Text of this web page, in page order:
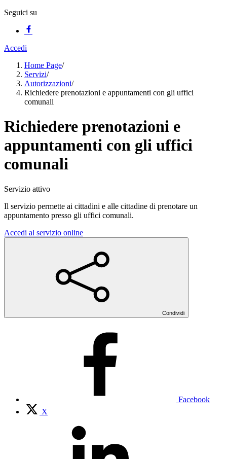
Seguici su
Accedi
Home Page/
Servizi/
Autorizzazioni/
Richiedere prenotazioni e appuntamenti con gli uffici
comunali
Richiedere prenotazioni e
appuntamenti con gli uffici
comunali
Servizio attivo
Il servizio permette ai cittadini e alle cittadine di prenotare un
appuntamento presso gli uffici comunali.
Accedi al servizio online
Condividi
Facebook
X